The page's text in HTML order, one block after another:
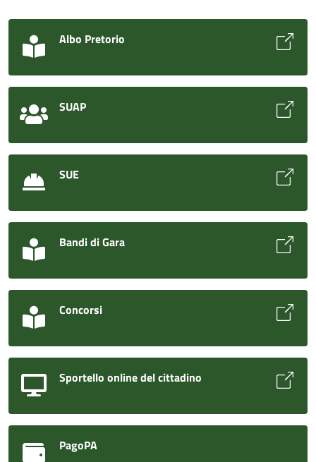
Albo Pretorio
SUAP
SUE
Bandi di Gara
Concorsi
Sportello online del cittadino
PagoPA